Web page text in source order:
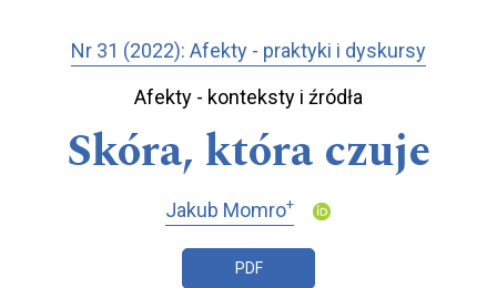
Nr 31 (2022): Afekty - praktyki i dyskursy
Afekty - konteksty i źródła
Skóra, która czuje
Jakub Momro+
PDF